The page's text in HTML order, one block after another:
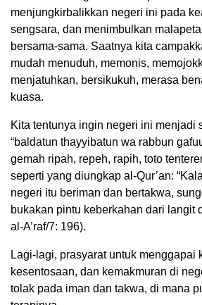
menjungkirbalikkan negeri ini pada
sengsara, dan menimbulkan
bersama-sama. Saatnya kita
mudah menuduh, memonis,
menjatuhkan, bersikukuh, merasa
kuasa.
Kita tentunya ingin negeri ini menjadi
“baldatun thayyibatun wa rabbun
gemah ripah, repeh, rapih, toto
seperti yang diungkap al-Qur’an:
negeri itu beriman dan bertakwa,
bukakan pintu keberkahan dari langit
al-A’raf/7: 196).
Lagi-lagi, prasyarat untuk menggapai
kesentosaan, dan kemakmuran di
tolak pada iman dan takwa, di mana